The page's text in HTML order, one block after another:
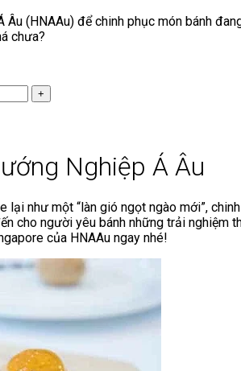
(HNAAu) để chinh phục món bánh
chưa?
Nghiệp Á Âu
như một “làn gió ngọt ngào mới”,
cho người yêu bánh những trải nghiệm
của HNAAu ngay nhé!